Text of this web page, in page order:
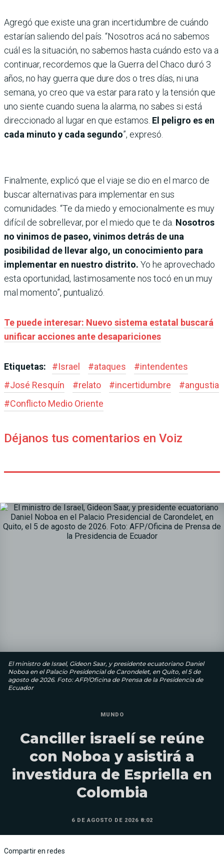
Agregó que existe una gran incertidumbre de cuándo
estarían saliendo del país. “Nosotros acá no sabemos
cuál es la situación, no sabemos hasta cuándo esto va a
continuar, recordemos que la Guerra del Chaco duró 3
años, no hay guerra que dure dos o tres días, ni una
semana, yo creo que va estar para rato y la tensión que
uno siente cuando suena la alarma, no sabes si está
direccionado al lugar en que estamos. El peligro es en
cada minuto y cada segundo”, expresó.
Finalmente, explicó que el viaje se dio en el marco de
buscar alternativas para implementar en sus
comunidades. “Te da miedo y emocionalmente es muy
difícil de sobrellevar, por el miedo que te da. Nosotros
no vinimos de paseo, vinimos detrás de una
posibilidad de llevar algo, un conocimiento para
implementar en nuestro distrito. Yo he aprovechado
esta oportunidad, lastimosamente nos tocó en un muy
mal momento”, puntualizó.
Te puede interesar: Nuevo sistema estatal buscará
unificar acciones ante desapariciones
Etiquetas: #Israel #ataques #intendentes
#José Resquín #relato #incertidumbre #angustia
#Conflicto Medio Oriente
Déjanos tus comentarios en Voiz
El ministro de Israel, Gideon Saar, y presidente ecuatoriano Daniel
Noboa en el Palacio Presidencial de Carondelet, en Quito, el 5 de
agosto de 2026. Foto: AFP/Oficina de Prensa de la Presidencia de
Ecuador
MUNDO
Canciller israelí se reúne
con Noboa y asistirá a
investidura de Espriella en
Colombia
6 DE AGOSTO DE 2026 8:02
Compartir en redes